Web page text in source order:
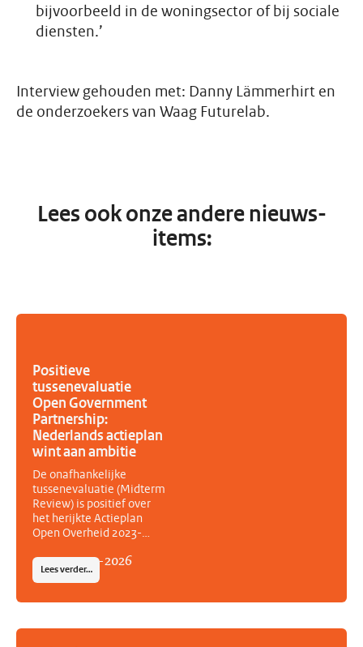
bijvoorbeeld in de woningsector of bij sociale
diensten.’
Interview gehouden met: Danny Lämmerhirt en
de onderzoekers van Waag Futurelab.
Lees ook onze andere nieuws-
items:
14-07-2026
Positieve
tussenevaluatie
Open Government
Partnership:
Nederlands actieplan
wint aan ambitie
De onafhankelijke
tussenevaluatie (Midterm
Review) is positief over
het herijkte Actieplan
Open Overheid 2023-
Independent Reporting
Mechanism (IRM) van het
Partnership (OGP) heeft
Lees verder…